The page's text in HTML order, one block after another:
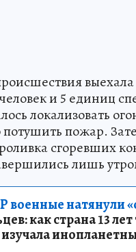
выехала
человек и 5 единиц
локализовать
пожар.
сгоревших
лишь
военные натянули
как страна 13